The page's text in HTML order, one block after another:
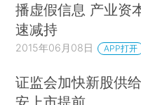
播虚假信息 产业资
速减持
2015年06月08日 APP打开
证监会加快新股供